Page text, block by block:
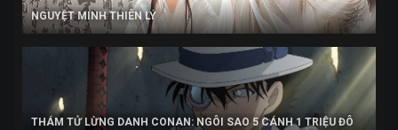
NGUYỆT MINH THIÊN LÝ
THÁM TỬ LỪNG DANH CONAN: NGÔI SAO 5 CÁNH 1 TRIỆU ĐÔ